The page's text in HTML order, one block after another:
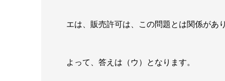
エは、販売許可は、この問題とは関係があ
よって、答えは（ウ）となります。